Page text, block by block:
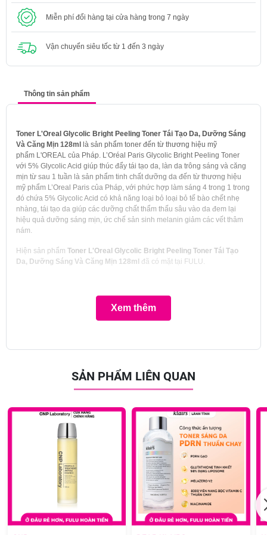
Miễn phí đổi hàng tại cửa hàng trong 7 ngày
Vận chuyển siêu tốc từ 1 đến 3 ngày
Thông tin sản phẩm
Toner L'Oreal Glycolic Bright Peeling Toner Tái Tạo Da, Dưỡng Sáng
Và Căng Mịn 128ml là sản phẩm toner đến từ thương hiệu mỹ
phẩm L'OREAL của Pháp. L’Oréal Paris Glycolic Bright Peeling Toner
với 5% Glycolic Acid giúp thúc đẩy tái tạo da, làn da trông sáng và căng
mịn từ sau 1 tuần là sản phẩm tinh chất dưỡng da đến từ thương hiệu
mỹ phẩm L’Oreal Paris của Pháp, với phức hợp làm sáng 4 trong 1 trong
đó chứa 5% Glycolic Acid có khả năng loại bỏ loại bỏ tế bào chết nhẹ
nhàng, tái tạo da giúp các dưỡng chất thẩm thấu sâu vào da đem lại
hiệu quả dưỡng sáng mịn, ức chế sản sinh melanin giảm các vết thâm
nám.
Hiện sản phẩm Toner L'Oreal Glycolic Bright Peeling Toner Tái Tạo
Da, Dưỡng Sáng Và Căng Mịn 128ml đã có mặt tại FULU.
Giải pháp cho tình trạng da:
Nám, tàn nhang, thâm mụn,...
Glycolic Acid [AHA] 1% loại bỏ melanin ở từng tế bào, giảm thâm nám,
đốm sạm màu, giảm khuyết điểm, làm đều màu da và làn da trông rạng
Niacinamide 2% làm ức chế melanin trên bề mặt da, ngăn hình thành
các đốm sắc tố sạm nám trên da.
Xem thêm
SẢN PHẨM LIÊN QUAN